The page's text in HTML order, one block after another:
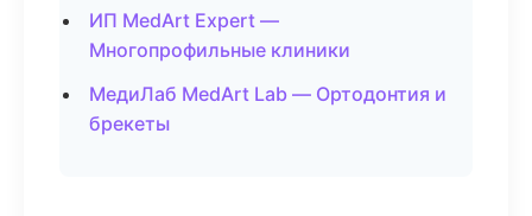
ИП MedArt Expert —
Многопрофильные клиники
МедиЛаб MedArt Lab — Ортодонтия и
брекеты